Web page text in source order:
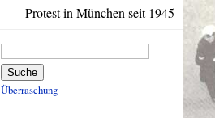
Protest in München seit 1945
Suche
Überraschung